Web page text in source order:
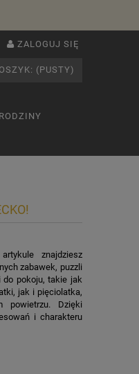
ZALOGUJ SIĘ
(PUSTY)
znajdziesz
zabawek, puzzli
do pokoju, takie jak
jak i pięciolatka,
powietrzu. Dzięki
i charakteru